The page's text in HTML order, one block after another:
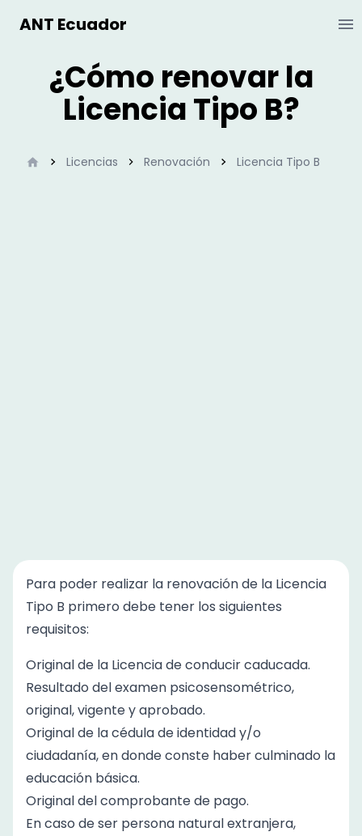
ANT Ecuador
¿Cómo renovar la
Licencia Tipo B?
InicioLicencias Renovación Licencia Tipo B
Para poder realizar la renovación de la Licencia
Tipo B primero debe tener los siguientes
requisitos:
Original de la Licencia de conducir caducada.
Resultado del examen psicosensométrico,
original, vigente y aprobado.
Original de la cédula de identidad y/o
ciudadanía, en donde conste haber culminado la
educación básica.
Original del comprobante de pago.
En caso de ser persona natural extranjera,